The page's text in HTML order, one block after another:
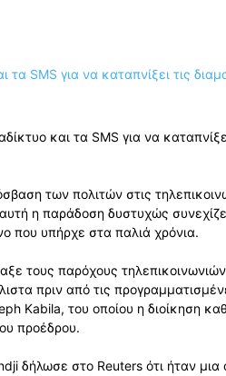
και τα SMS για να
των πολιτών στις
η παράδοση δυστυχώς
που υπήρχε στα παλιά χρόνια.
τους παρόχους
πριν από τις
Kabila, του οποίου η διοίκηση
προέδρου.
δήλωσε στο Reuters ότι ήταν